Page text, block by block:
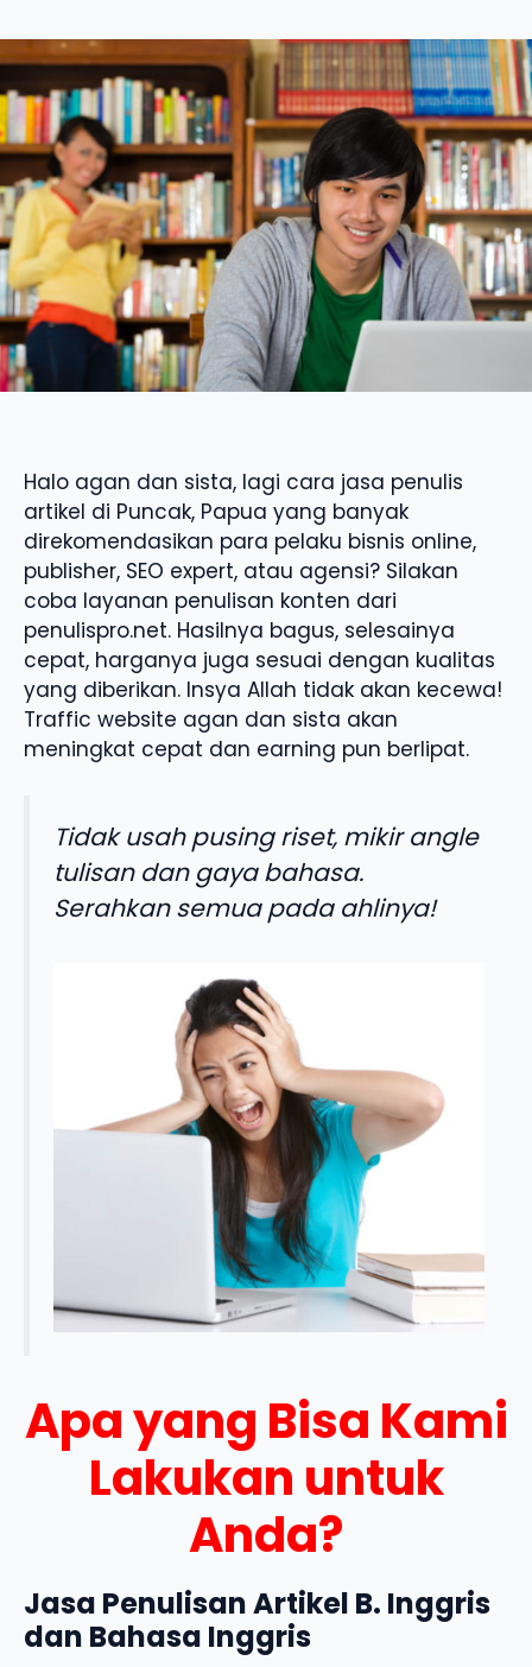
Halo agan dan sista, lagi cara jasa penulis
artikel di Puncak, Papua yang banyak
direkomendasikan para pelaku bisnis online,
publisher, SEO expert, atau agensi? Silakan
coba layanan penulisan konten dari
penulispro.net. Hasilnya bagus, selesainya
cepat, harganya juga sesuai dengan kualitas
yang diberikan. Insya Allah tidak akan kecewa!
Traffic website agan dan sista akan
meningkat cepat dan earning pun berlipat.
Tidak usah pusing riset, mikir angle
tulisan dan gaya bahasa.
Serahkan semua pada ahlinya!
Apa yang Bisa Kami
Lakukan untuk
Anda?
Jasa Penulisan Artikel B. Inggris
dan Bahasa Inggris